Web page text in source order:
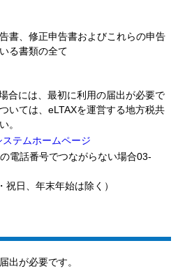
書、修正申告書およびこれらの申告
る書類の全て
合には、最初に利用の届出が必要で
いては、eLTAXを運営する地方税共
。
テムホームページ
電話番号でつながらない場合03-
日、年末年始は除く）
出が必要です。